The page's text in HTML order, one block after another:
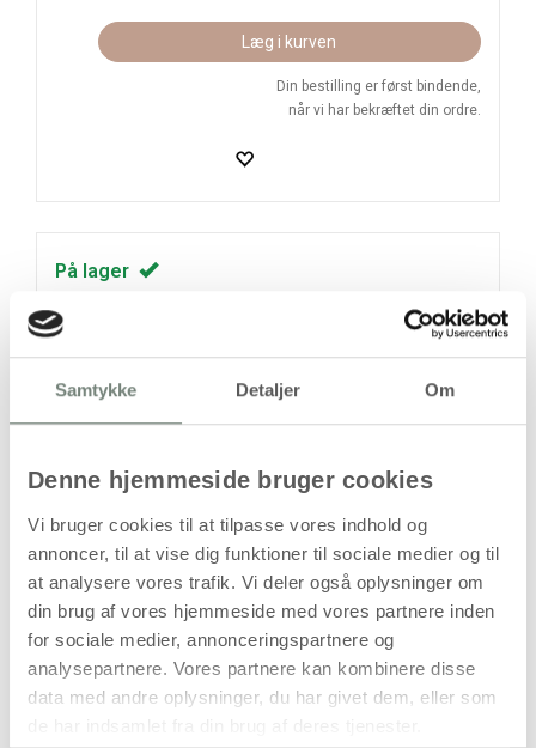
Samtykke Detaljer Om
Denne hjemmeside bruger cookies
Vi bruger cookies til at tilpasse vores indhold og
annoncer, til at vise dig funktioner til sociale medier og til
at analysere vores trafik. Vi deler også oplysninger om
din brug af vores hjemmeside med vores partnere inden
for sociale medier, annonceringspartnere og
analysepartnere. Vores partnere kan kombinere disse
data med andre oplysninger, du har givet dem, eller som
Læg i kurven
Din bestilling er først bindende,
når vi har bekræftet din ordre.
På lager
Levering: 1-3 hverdage
Håndlavet tal i papmaché til dekoration og
kreative formål
Dette håndlavede tal i papmaché er udformet som tallet 2
og har en stor og markant størrelse, der gør det velegnet til
synlig dekoration og kreative projekter. Overfladen er
ubehandlet og kan anvendes som base for maling,
beklædning eller anden kreativ forarbejdning.
Tallet er let, men formstabilt, og kan anvendes alene eller
kombineres med andre tal i hobbyprojekter, undervisning,